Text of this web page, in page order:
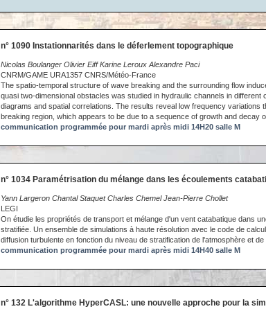
n° 1090 Instationnarités dans le déferlement topographique
Nicolas Boulanger Olivier Eiff Karine Leroux Alexandre Paci
CNRM/GAME URA1357 CNRS/Météo-France
The spatio-temporal structure of wave breaking and the surrounding flow
quasi two-dimensional obstacles was studied in hydraulic channels in
diagrams and spatial correlations. The results reveal low frequency variations
breaking region, which appears to be due to a sequence of growth and decay
communication programmée pour mardi après midi 14H20 salle M
n° 1034 Paramétrisation du mélange dans les écoulements
Yann Largeron Chantal Staquet Charles Chemel Jean-Pierre Chollet
LEGI
On étudie les propriétés de transport et mélange d'un vent catabatique dans
stratifiée. Un ensemble de simulations à haute résolution avec le code de
diffusion turbulente en fonction du niveau de stratification de l'atmosphère et
communication programmée pour mardi après midi 14H40 salle M
n° 132 L'algorithme HyperCASL: une nouvelle approche pour la